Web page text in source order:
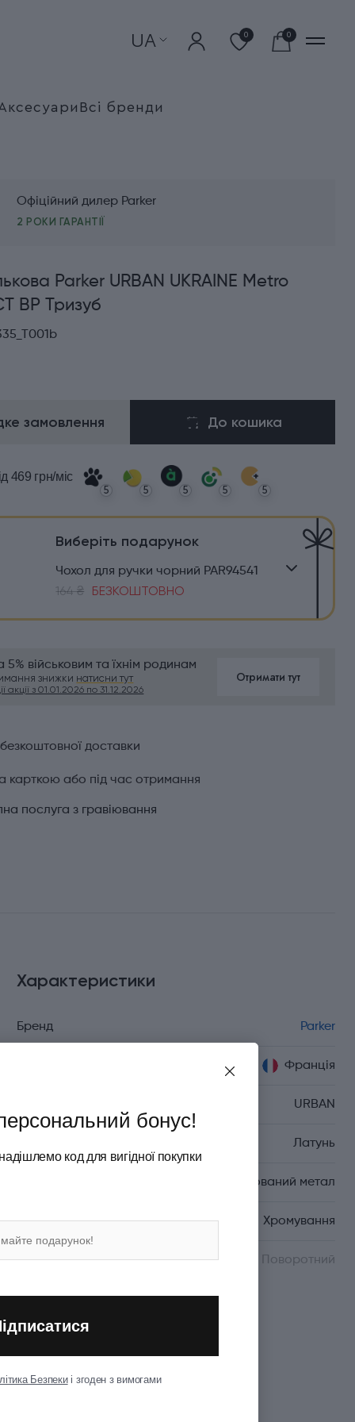
UA 0 0
Всі бренди
Офіційний дилер Parker
2 РОКИ ГАРАНТІЇ
Parker URBAN UKRAINE Metro
BP Тризуб
замовлення До кошика
469 грн/міс
5 5 5 5 5
Виберіть подарунок
Чохол для ручки чорний PAR94541
164 ₴ БЕЗКОШТОВНО
5% військовим та їхнім родинам
знижки натисни тут
акції з 01.01.2026 по 31.12.2026
Отримати тут
доставки
карткою або під час отримання
послуга з гравіювання
Характеристики
Бренд Parker
Франція
URBAN
Латунь
Полірований метал
Матеріал оздоблення Хромування
Механізм Поворотний
Показати всі
бонус!
код для вигідної покупки
Безпекиі згоден з вимогами